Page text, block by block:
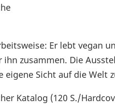
Er lebt vegan
zusammen. Die
Sicht auf die Welt
Katalog (120 S./